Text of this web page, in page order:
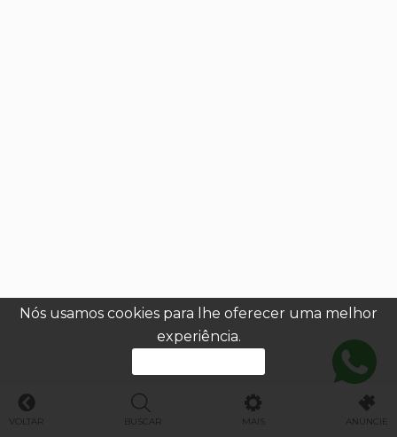
Nós usamos cookies para lhe oferecer uma melhor
experiência.
VOLTAR BUSCAR MAIS ANUNCIE